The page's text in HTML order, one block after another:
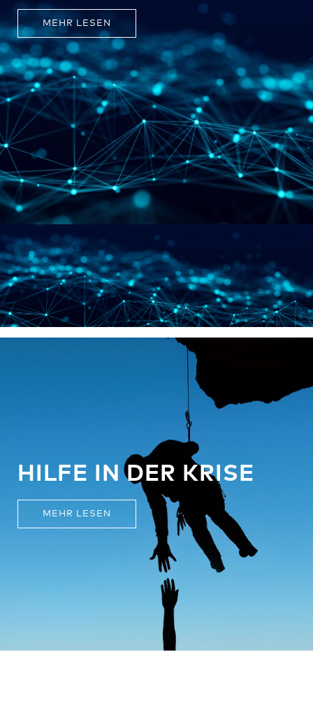
MEHR LESEN
HILFE IN DER KRISE
MEHR LESEN